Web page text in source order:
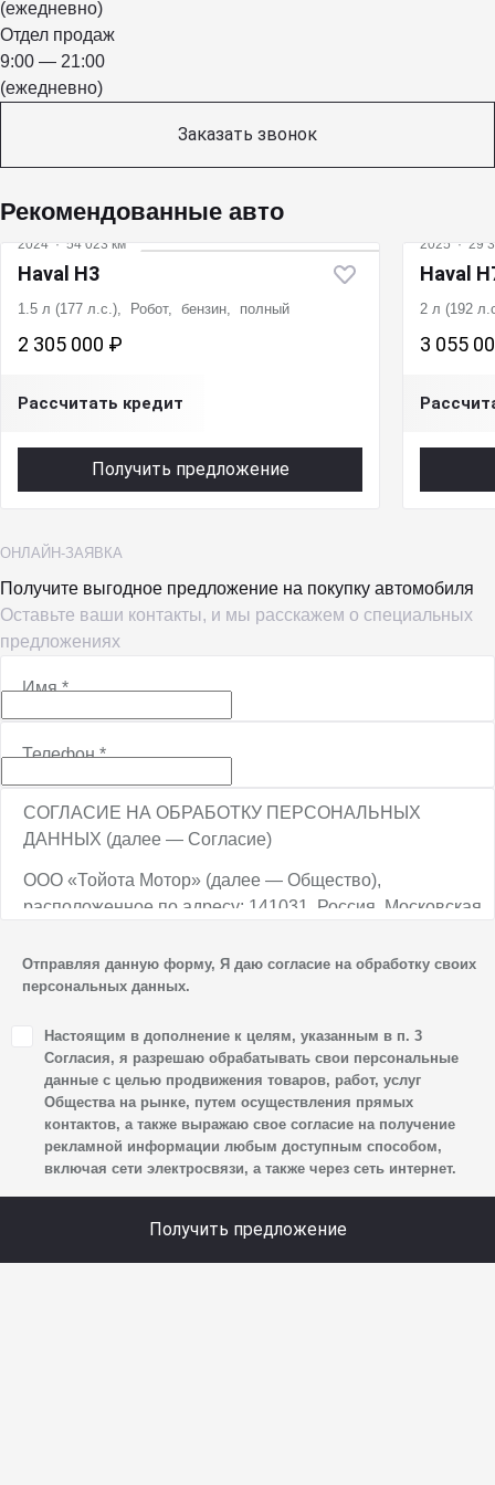
(ежедневно)
Отдел продаж
9:00 — 21:00
(ежедневно)
Заказать звонок
Рекомендованные авто
2024 · 54 023 км
Haval H3
1.5 л (177 л.с.), Робот, бензин, полный
2 305 000 ₽
Рассчитать кредит
Получить предложение
2025 · 29
Haval
2 л (192
3 055
ОНЛАЙН-ЗАЯВКА
Получите выгодное предложение на покупку автомобиля
Оставьте ваши контакты, и мы расскажем о специальных
предложениях
Имя*
Телефон*
СОГЛАСИЕ НА ОБРАБОТКУ ПЕРСОНАЛЬНЫХ
ДАННЫХ (далее — Согласие)
ООО «Тойота Мотор» (далее — Общество),
расположенное по адресу: 141031, Россия, Московская
ТПЗ «Алтуфьево», вл. 5, стр. 1, является оператором
персональных данных.
1. Настоящим я даю согласие Обществу на обработку
своих персональных данных, а именно: имени, отчества,
фамилии, контактных данных (включая номер телефона
и адрес электронной почты), адреса, сведений
о впечатлениях, интересах, предпочтениях
к автомобилю(-ям) и товарам/услугам, IP-адреса,
сайта, уникального идентификатора посетителя сайта,
предпочтительного времени и способа для контакта,
Отправляя данную форму, Я даю согласие на обработку своих
персональных данных.
Настоящим в дополнение к целям, указанным в п. 3
Согласия, я разрешаю обрабатывать свои персональные
данные с целью продвижения товаров, работ, услуг
Общества на рынке, путем осуществления прямых
контактов, а также выражаю свое согласие на получение
рекламной информации любым доступным способом,
включая сети электросвязи, а также через сеть интернет.
Получить предложение